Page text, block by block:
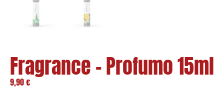
Fragrance – Profumo 15ml
9,90€